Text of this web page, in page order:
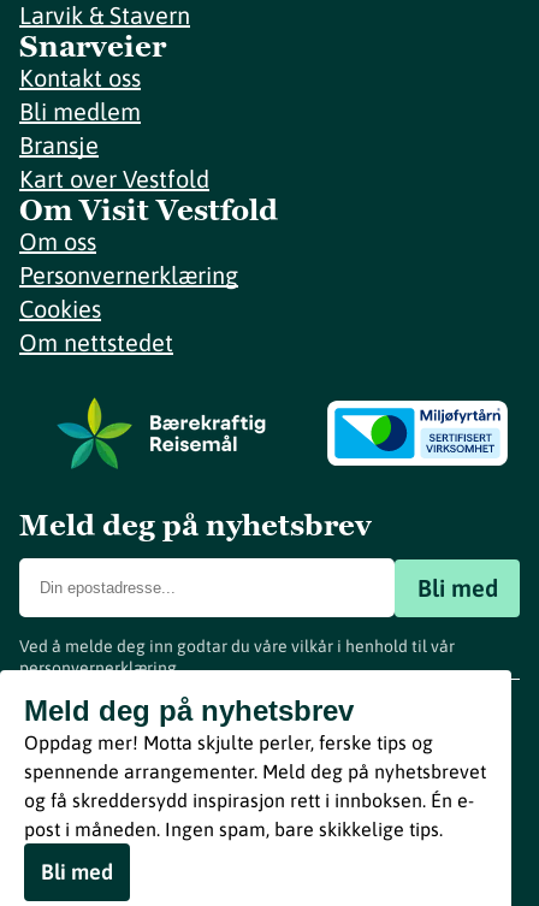
Larvik & Stavern
Snarveier
Kontakt oss
Bli medlem
Bransje
Kart over Vestfold
Om Visit Vestfold
Om oss
Personvernerklæring
Cookies
Om nettstedet
Meld deg på nyhetsbrev
Bli med
Ved å melde deg inn godtar du våre vilkår i henhold til vår
personvernerklæring.
Meld deg på nyhetsbrev
Oppdag mer! Motta skjulte perler, ferske tips og
spennende arrangementer. Meld deg på nyhetsbrevet
og få skreddersydd inspirasjon rett i innboksen. Én e-
post i måneden. Ingen spam, bare skikkelige tips.
Bli med
www.visitvestfold.com
Turistinformasjon
Vestfold Fylkeskommune
ByBreakfast